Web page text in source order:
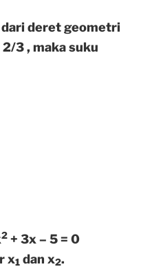
deret geometri
2/3 , maka suku
2 + 3x – 5 = 0
x1 dan x2.